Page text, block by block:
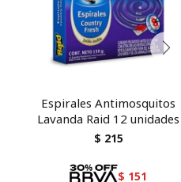
Espirales Antimosquitos
Lavanda Raid 12 unidades
$ 215
$ 151